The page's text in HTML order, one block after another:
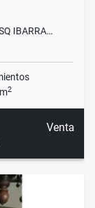
IBARRA…
2
Venta